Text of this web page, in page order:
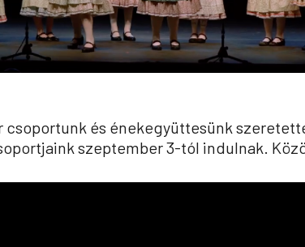
csoportunk és énekegyüttesünk
szeptember 3-tól indulnak.